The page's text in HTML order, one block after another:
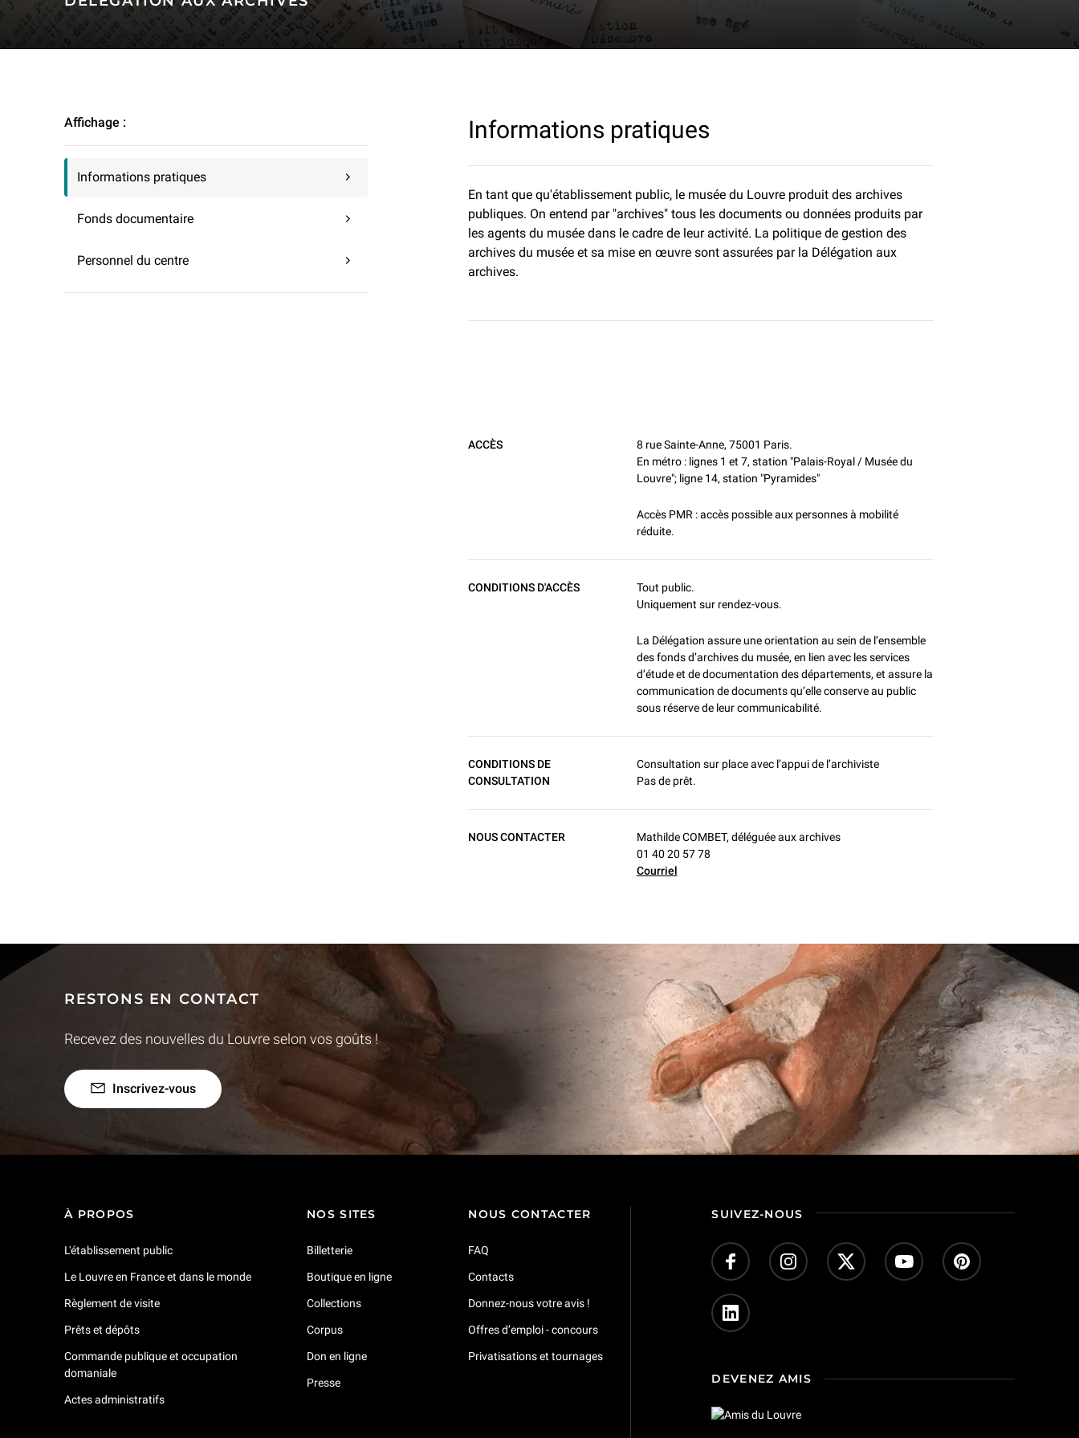
Recherche et conservation | Sources et ressources | Délégation aux archives | Informations pratiques
Affichage :
Informations pratiques
Fonds documentaire
Personnel du centre
Informations pratiques
En tant que qu'établissement public, le musée du Louvre produit des archives
publiques. On entend par "archives" tous les documents ou données produits par
les agents du musée dans le cadre de leur activité. La politique de gestion des
archives du musée et sa mise en œuvre sont assurées par la Délégation aux
archives.
ACCÈS
8 rue Sainte-Anne, 75001 Paris.
En métro : lignes 1 et 7, station "Palais-Royal / Musée du
Louvre"; ligne 14, station "Pyramides"
Accès PMR : accès possible aux personnes à mobilité
réduite.
CONDITIONS D'ACCÈS
Tout public.
Uniquement sur rendez-vous.
La Délégation assure une orientation au sein de l’ensemble
des fonds d’archives du musée, en lien avec les services
d’étude et de documentation des départements, et assure la
communication de documents qu’elle conserve au public
sous réserve de leur communicabilité.
CONDITIONS DE
CONSULTATION
Consultation sur place avec l’appui de l’archiviste
Pas de prêt.
NOUS CONTACTER
Mathilde COMBET, déléguée aux archives
01 40 20 57 78
Courriel
RESTONS EN CONTACT
Recevez des nouvelles du Louvre selon vos goûts !
Inscrivez-vous
À PROPOS
L'établissement public
Le Louvre en France et dans le monde
Règlement de visite
Prêts et dépôts
Commande publique et occupation
domaniale
Actes administratifs
NOS SITES
Billetterie
Boutique en ligne
Collections
Corpus
Don en ligne
Presse
NOUS CONTACTER
FAQ
Contacts
Donnez-nous votre avis !
Offres d’emploi - concours
Privatisations et tournages
SUIVEZ-NOUS
DEVENEZ AMIS